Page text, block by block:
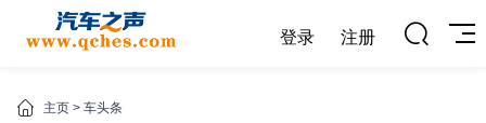
登录 注册
主页 > 车头条